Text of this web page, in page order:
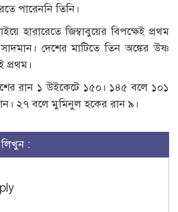
পারেননি তিনি।
হারারেতে জিম্বাবুয়ের বিপক্ষেই প্রথম
দেশের মাটিতে তিন অঙ্কের উষ্ণ
প্রথম।
রান ১ উইকেটে ১৫০। ১৪৫ বলে ১০১
২৭ বলে মুমিনুল হকের রান ৯।
: